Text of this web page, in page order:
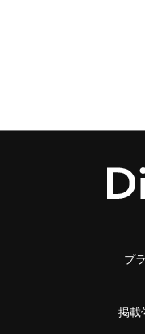
プ
掲載